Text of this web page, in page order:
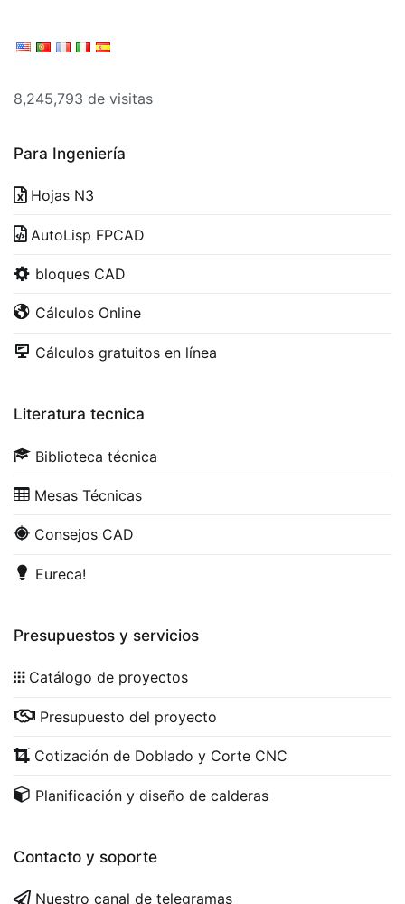
8,245,793 de visitas
Para Ingeniería
Hojas N3
AutoLisp FPCAD
bloques CAD
Cálculos Online
Cálculos gratuitos en línea
Literatura tecnica
Biblioteca técnica
Mesas Técnicas
Consejos CAD
Eureca!
Presupuestos y servicios
Catálogo de proyectos
Presupuesto del proyecto
Cotización de Doblado y Corte CNC
Planificación y diseño de calderas
Contacto y soporte
Nuestro canal de telegramas